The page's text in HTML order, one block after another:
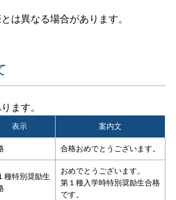
は異なる場合があります。
ます。
表示 案内文
合格おめでとうございます。
種特別奨励生
おめでとうございます。
第１種入学時特別奨励生合格
です。